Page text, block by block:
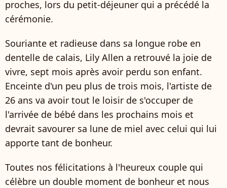
proches, lors du petit-déjeuner qui a précédé la
cérémonie.
Souriante et radieuse dans sa longue robe en
dentelle de calais, Lily Allen a retrouvé la joie de
vivre, sept mois après avoir perdu son enfant.
Enceinte d'un peu plus de trois mois, l'artiste de
26 ans va avoir tout le loisir de s'occuper de
l'arrivée de bébé dans les prochains mois et
devrait savourer sa lune de miel avec celui qui lui
apporte tant de bonheur.
Toutes nos félicitations à l'heureux couple qui
célèbre un double moment de bonheur et nous